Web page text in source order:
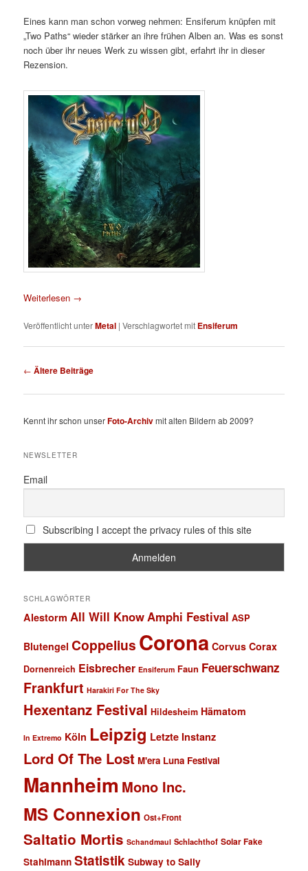
Eines kann man schon vorweg nehmen: Ensiferum knüpfen mit
„Two Paths“ wieder stärker an ihre frühen Alben an. Was es sonst
noch über ihr neues Werk zu wissen gibt, erfahrt ihr in dieser
Rezension.
Weiterlesen →
Veröffentlicht unterMetal |Verschlagwortet mit Ensiferum
Beitragsnavigation
← Ältere Beiträge
Kennt ihr schon unserFoto-Archivmit alten Bildern ab 2009?
NEWSLETTER
Email
Subscribing I accept the privacy rules of this site
SCHLAGWÖRTER
Alestorm All Will KnowAmphi Festival ASP
Blutengel Coppelius Corona Corvus Corax
Dornenreich Eisbrecher Ensiferum Faun Feuerschwanz
Frankfurt Harakiri For The Sky
Hexentanz Festival Hildesheim Hämatom
In Extremo Köln Leipzig Letzte Instanz
Lord Of The Lost M'era Luna Festival
Mannheim Mono Inc.
MS Connexion Ost+Front
Saltatio Mortis Schandmaul Schlachthof Solar Fake
Stahlmann Statistik Subway to Sally